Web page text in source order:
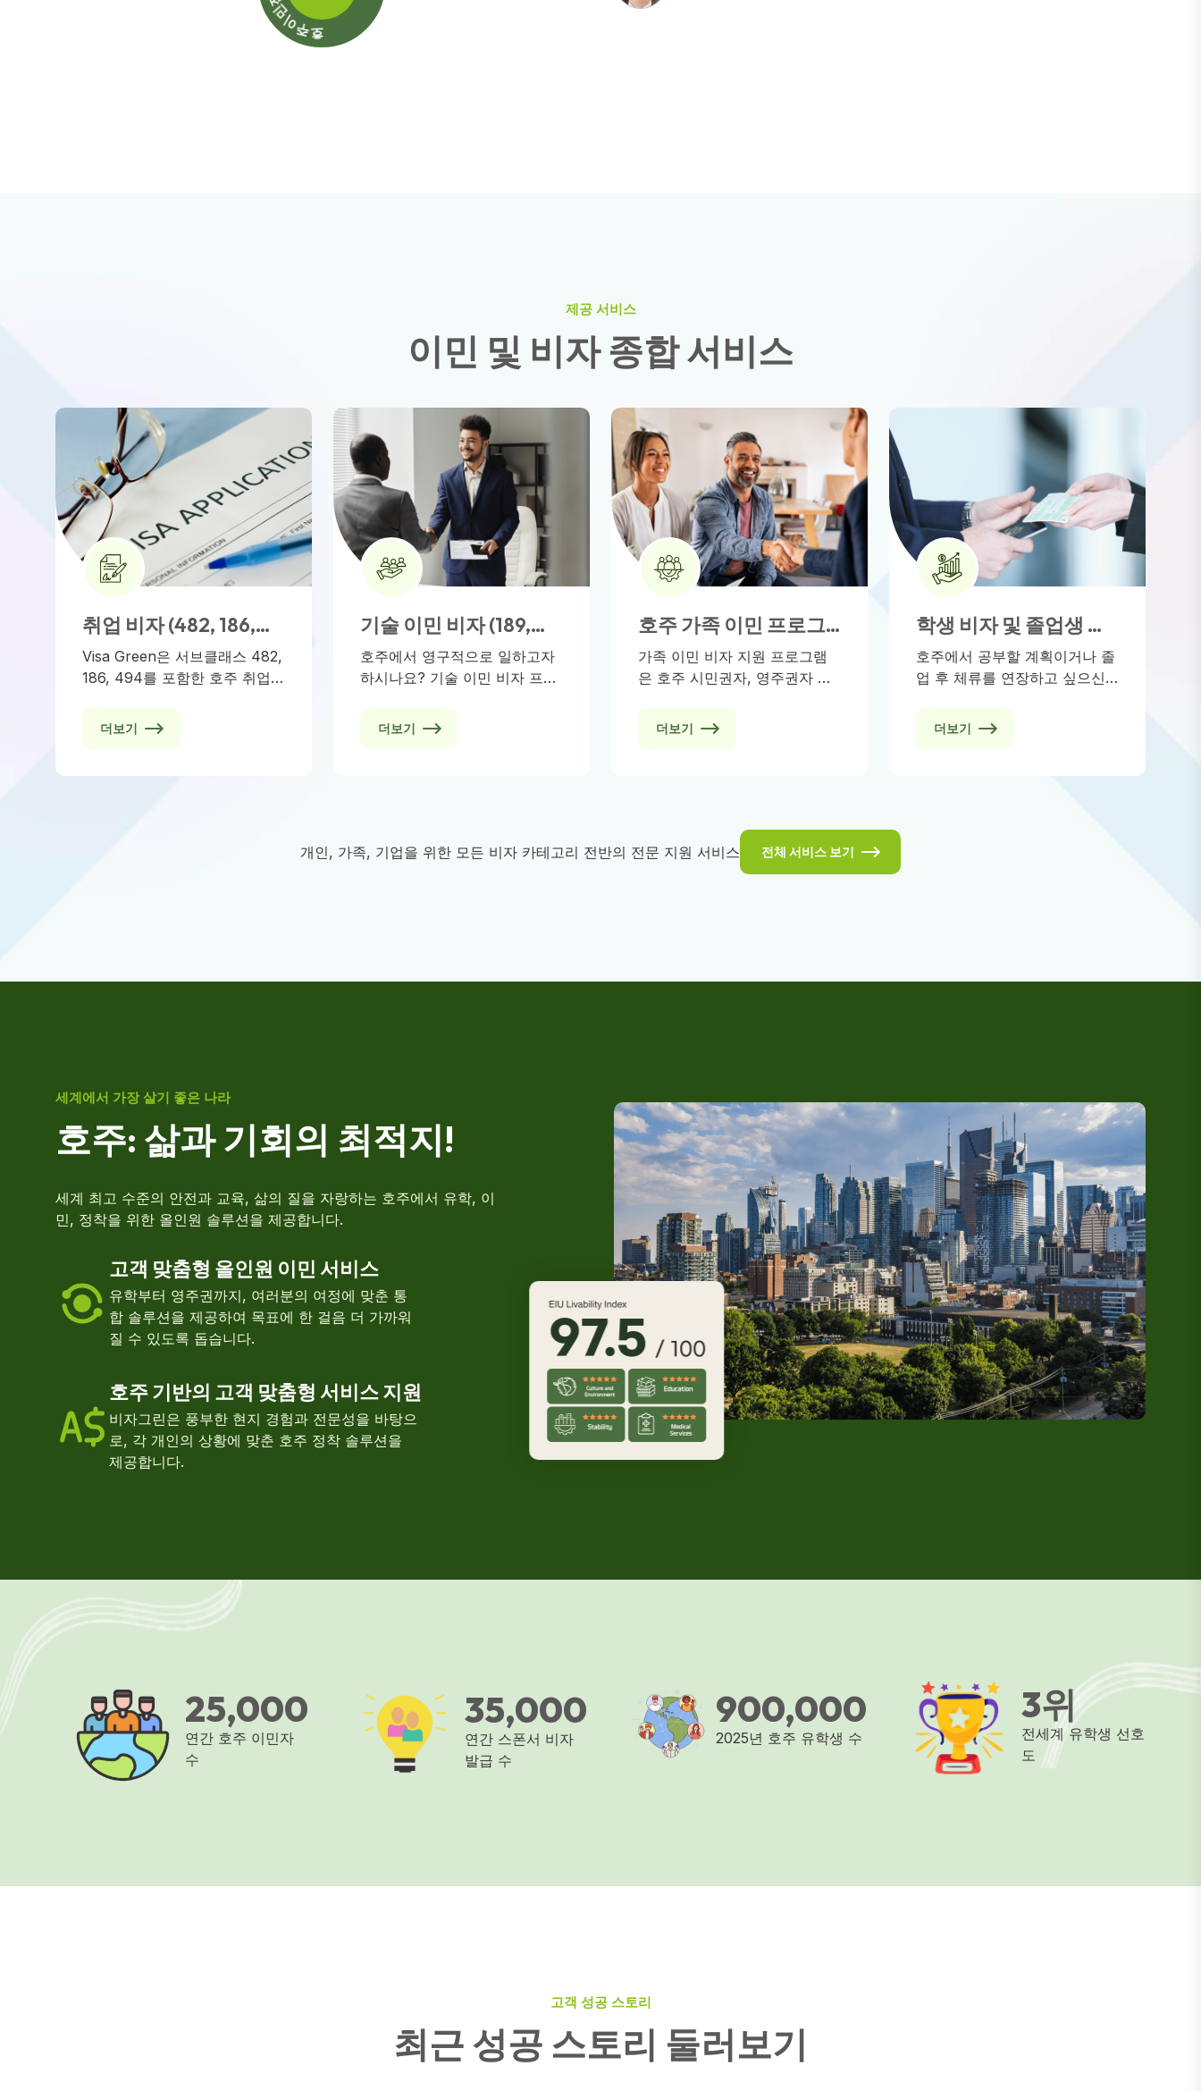
제공 서비스
이민 및 비자 종합서비스
취업 비자 (482, 186,
494)
Visa Green은 서브클래스 482,
186, 494를 포함한 호주 취업
제공합니다. 고용주 스폰서부터
더보기
기술 이민 비자 (189,
190, 491)
호주에서 영구적으로 일하고자
하시나요? 기술 이민 비자 프로
립적으로 또는 주 정부 지명을
변호사들이 포괄적인 지원을 제
더보기
호주 가족 이민 프로그
램 - 파트너, 부모, 자녀
가족 이민 비자 지원 프로그램
은 호주 시민권자, 영주권자 및
가 가족 구성원과 호주에서 안
청 절차 전반에 걸쳐 전문적인
안내와 지원을 제공합니다.
더보기
학생 비자 및 졸업생 비
자 (500, 485)
호주에서 공부할 계획이거나 졸
업 후 체류를 연장하고 싶으신
(서브클래스 500)와 임시 졸업
더보기
개인, 가족, 기업을 위한 모든 비자 카테고리 전반의 전문 지원 서비스 전체 서비스 보기
세계에서 가장 살기 좋은 나라
호주: 삶과 기회의 최적지!
세계 최고 수준의 안전과 교육, 삶의 질을 자랑하는 호주에서 유학, 이
민, 정착을 위한 올인원 솔루션을 제공합니다.
고객 맞춤형 올인원 이민 서비스
유학부터 영주권까지, 여러분의 여정에 맞춘 통
합 솔루션을 제공하여 목표에 한 걸음 더 가까워
질 수 있도록 돕습니다.
호주 기반의 고객 맞춤형 서비스 지원
비자그린은 풍부한 현지 경험과 전문성을 바탕으
로, 각 개인의 상황에 맞춘 호주 정착 솔루션을
제공합니다.
25,000
연간 호주 이민자
수
35,000
연간 스폰서 비자
발급 수
900,000
2025년 호주 유학생 수
3위
전세계 유학생 선호
도
고객 성공 스토리
최근 성공 스토리 둘러보기